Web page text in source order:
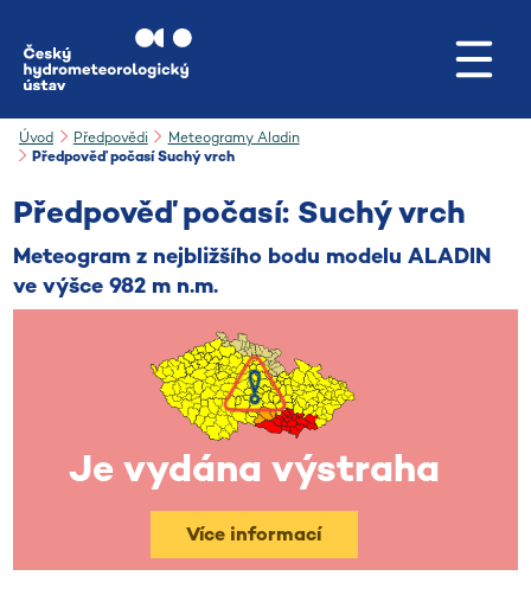
Úvod Předpovědi
Meteogramy Aladin
Předpověď počasí Suchý vrch
Předpověď počasí: Suchý vrch
Meteogram z nejbližšího bodu modelu ALADIN
ve výšce 982 m n.m.
Je vydána výstraha
Více informací